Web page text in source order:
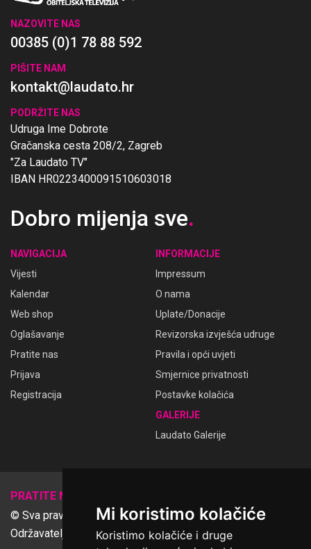
Mi koristimo kolačiće
Koristimo kolačiće i druge
NAZOVITE NAS
00385 (0)1 78 88 592
PIŠITE NAM
kontakt@laudato.hr
PODRŽITE NAS
Udruga Ime Dobrote
Gračanska cesta 208/2, Zagreb
"Za Laudato TV"
IBAN HR0223400091510603018
Dobro mijenja sve.
NAVIGACIJA
Vijesti
Kalendar
Web shop
Oglašavanje
Pratite nas
Prijava
Registracija
INFORMACIJE
Impressum
O nama
Uplate/Donacije
Revizorska izvješća udruge
Pravila i opći uvjeti
Smjernice privatnosti
Postavke kolačića
GALERIJE
Laudato Galerije
PRATITE NAS
© Sva prava pridržana Udruga Ime dobrote
Održavatelj Netcom d.o.o., Riva 6, Rijeka